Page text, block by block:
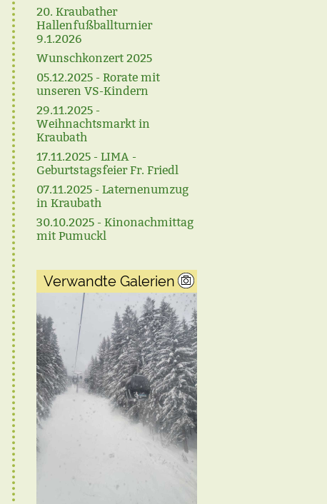
20. Kraubather
Hallenfußballturnier
9.1.2026
Wunschkonzert 2025
05.12.2025 - Rorate mit
unseren VS-Kindern
29.11.2025 -
Weihnachtsmarkt in
Kraubath
17.11.2025 - LIMA -
Geburtstagsfeier Fr. Friedl
07.11.2025 - Laternenumzug
in Kraubath
30.10.2025 - Kinonachmittag
mit Pumuckl
Verwandte Galerien